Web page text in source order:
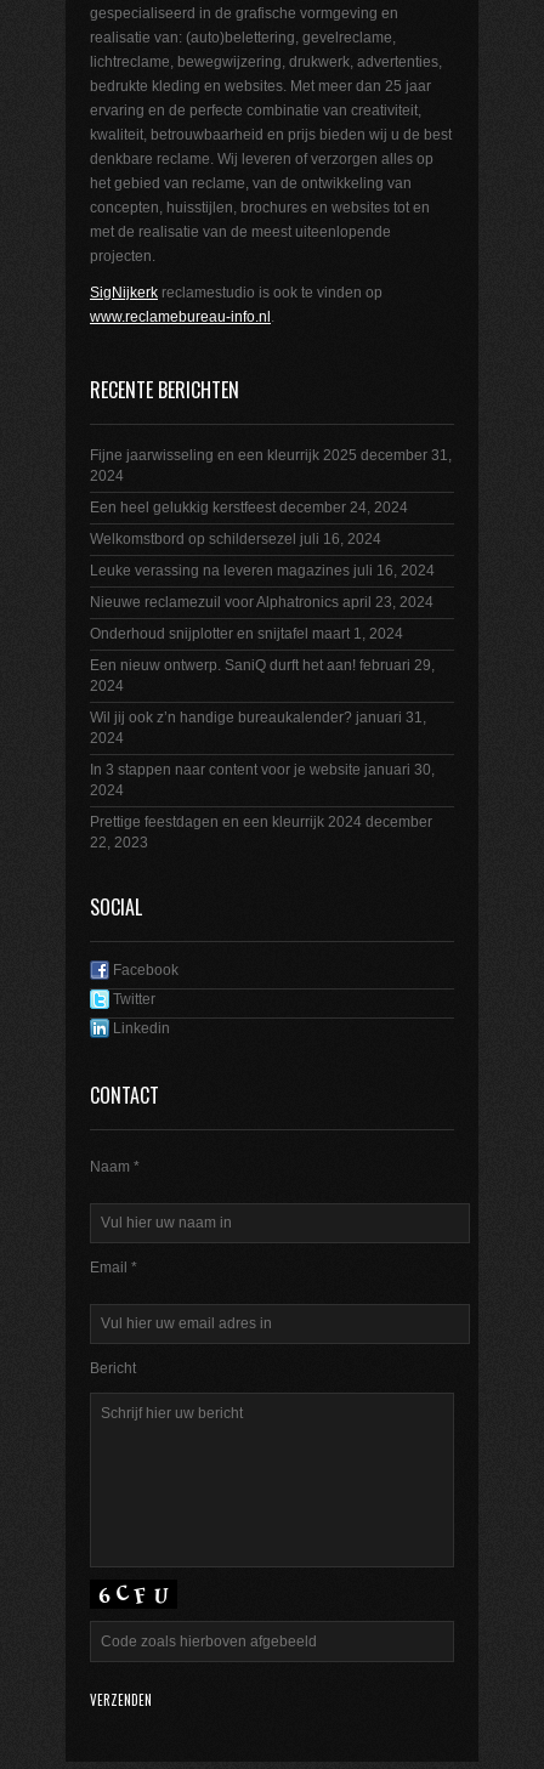
gespecialiseerd in de grafische vormgeving en
realisatie van: (auto)belettering, gevelreclame,
lichtreclame, bewegwijzering, drukwerk, advertenties,
bedrukte kleding en websites. Met meer dan 25 jaar
ervaring en de perfecte combinatie van creativiteit,
kwaliteit, betrouwbaarheid en prijs bieden wij u de best
denkbare reclame. Wij leveren of verzorgen alles op
het gebied van reclame, van de ontwikkeling van
concepten, huisstijlen, brochures en websites tot en
met de realisatie van de meest uiteenlopende
projecten.
SigNijkerk reclamestudio is ook te vinden op
www.reclamebureau-info.nl .
RECENTE BERICHTEN
Fijne jaarwisseling en een kleurrijk 2025 december 31,
2024
Een heel gelukkig kerstfeest december 24, 2024
Welkomstbord op schildersezel juli 16, 2024
Leuke verassing na leveren magazines juli 16, 2024
Nieuwe reclamezuil voor Alphatronics april 23, 2024
Onderhoud snijplotter en snijtafel maart 1, 2024
Een nieuw ontwerp. SaniQ durft het aan! februari 29,
2024
Wil jij ook z’n handige bureaukalender? januari 31,
2024
In 3 stappen naar content voor je website januari 30,
2024
Prettige feestdagen en een kleurrijk 2024 december
22, 2023
SOCIAL
Facebook
Twitter
Linkedin
CONTACT
Naam *
Email *
Bericht